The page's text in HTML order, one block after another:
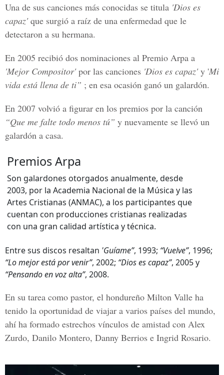
Una de sus canciones más conocidas se titula 'Dios es
capaz'que surgió a raíz de una enfermedad que le
detectaron a su hermana.
En 2005 recibió dos nominaciones al Premio Arpa a
'Mejor Compositor'por las canciones 'Dios es capaz'y 'Mi
vida está llena de ti” ; en esa ocasión ganó un galardón.
En 2007 volvió a figurar en los premios por la canción
“Que me falte todo menos tú” y nuevamente se llevó un
galardón a casa.
Premios Arpa
Son galardones otorgados anualmente, desde
2003, por la Academia Nacional de la Música y las
Artes Cristianas (ANMAC), a los participantes que
cuentan con producciones cristianas realizadas
con una gran calidad artística y técnica.
Entre sus discos resaltan 'Guíame”, 1993; “Vuelve”, 1996;
“Lo mejor está por venir”, 2002; “Dios es capaz”, 2005 y
“Pensando en voz alta”, 2008.
En su tarea como pastor, el hondureño Milton Valle ha
tenido la oportunidad de viajar a varios países del mundo,
ahí ha formado estrechos vínculos de amistad con Alex
Zurdo, Danilo Montero, Danny Berrios e Ingrid Rosario.